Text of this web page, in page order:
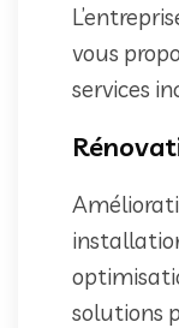
vous
services
solutions